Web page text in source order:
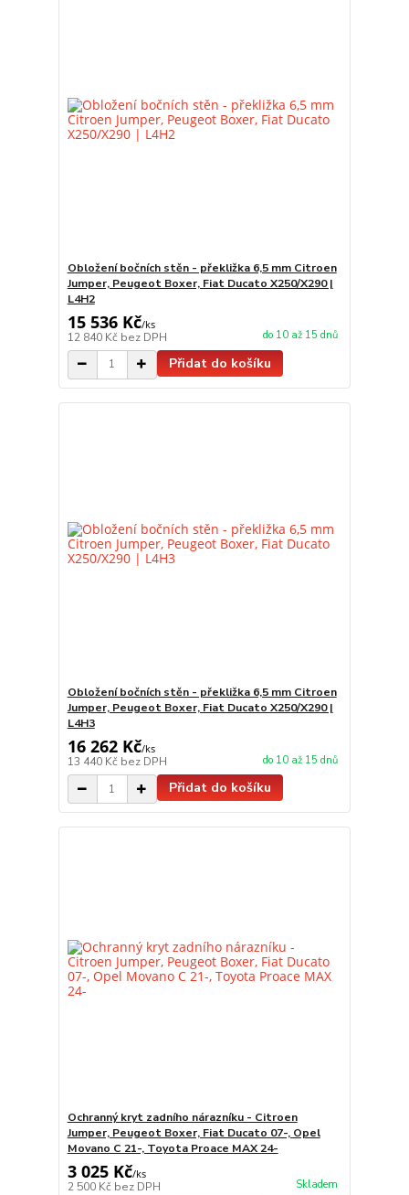
Obložení bočních stěn - překližka 6,5 mm Citroen
Jumper, Peugeot Boxer, Fiat Ducato X250/X290 |
L4H2
15 536 Kč/ks
12 840 Kč bez DPH do 10 až 15 dnů
Přidat do košíku
Obložení bočních stěn - překližka 6,5 mm Citroen
Jumper, Peugeot Boxer, Fiat Ducato X250/X290 |
L4H3
16 262 Kč/ks
13 440 Kč bez DPH do 10 až 15 dnů
Přidat do košíku
Ochranný kryt zadního nárazníku - Citroen
Jumper, Peugeot Boxer, Fiat Ducato 07-, Opel
Movano C 21-, Toyota Proace MAX 24-
3 025 Kč/ks
2 500 Kč bez DPH Skladem